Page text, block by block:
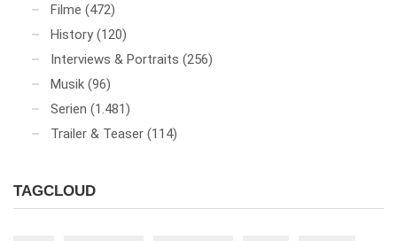
Filme (472)
History (120)
Interviews & Portraits (256)
Musik (96)
Serien (1.481)
Trailer & Teaser (114)
TAGCLOUD